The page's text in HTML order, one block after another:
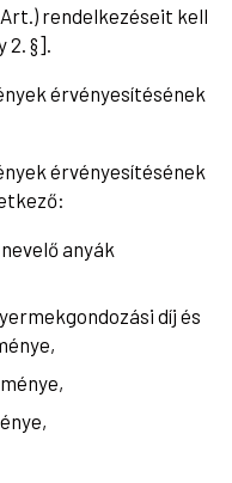
rendelkezéseit kell
§].
érvényesítésének
érvényesítésének
anyák
díj és